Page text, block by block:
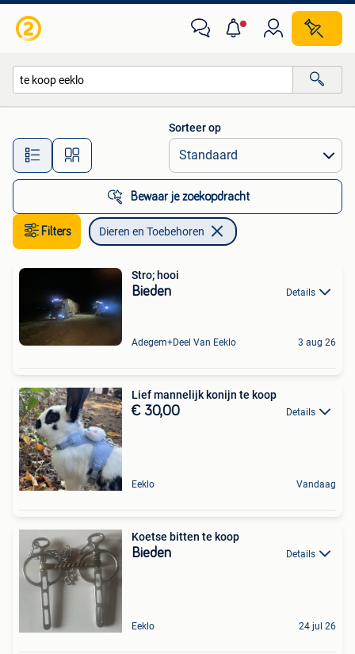
Alle afstanden…
Sorteer op
Bewaar je zoekopdracht
Filters Dieren en Toebehoren
Stro; hooi
Bieden Details
Adegem+Deel Van Eeklo 3 aug 26
Lief mannelijk konijn te koop
€ 30,00 Details
Eeklo Vandaag
Koetse bitten te koop
Bieden Details
Eeklo 24 jul 26